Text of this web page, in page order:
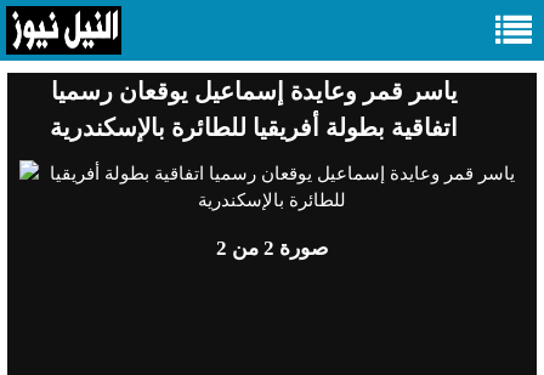
ياسر قمر وعايدة إسماعيل يوقعان رسميا
اتفاقية بطولة أفريقيا للطائرة بالإسكندرية
صورة 2من 2